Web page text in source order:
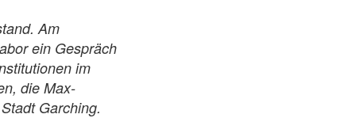
Am
ein Gespräch
im
die Max-
Garching.